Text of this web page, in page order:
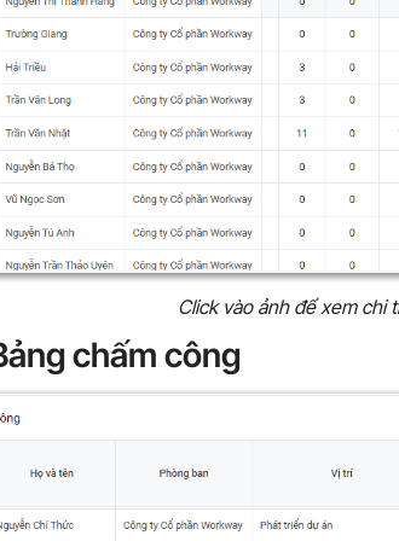
Click vào ảnh để xem chi
chấm công